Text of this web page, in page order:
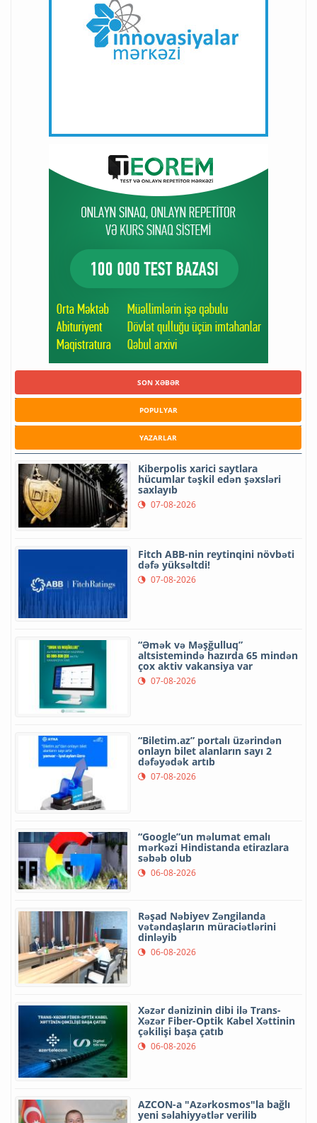
SON XƏBƏR
POPULYAR
YAZARLAR
Kiberpolis xarici saytlara
hücumlar təşkil edən şəxsləri
saxlayıb
07-08-2026
Fitch ABB-nin reytinqini növbəti
dəfə yüksəltdi!
07-08-2026
“Əmək və Məşğulluq”
altsistemində hazırda 65 mindən
çox aktiv vakansiya var
07-08-2026
“Biletim.az” portalı üzərindən
onlayn bilet alanların sayı 2
dəfəyədək artıb
07-08-2026
“Google”un məlumat emalı
mərkəzi Hindistanda etirazlara
səbəb olub
06-08-2026
Rəşad Nəbiyev Zəngilanda
vətəndaşların müraciətlərini
dinləyib
06-08-2026
Xəzər dənizinin dibi ilə Trans-
Xəzər Fiber-Optik Kabel Xəttinin
çəkilişi başa çatıb
06-08-2026
AZCON-a "Azərkosmos"la bağlı
yeni səlahiyyətlər verilib